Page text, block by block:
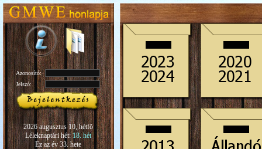
Azonosító:
Jelszó:
2026 augusztus 10, hétfõ
Léleknaptári hét:18. hét
Ez az év 33. hete